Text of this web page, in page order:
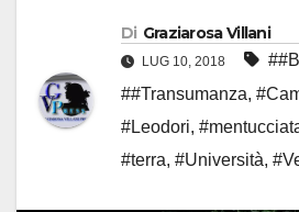
Di Graziarosa Villani
LUG 10, 2018
##Transumanza,
#Leodori,
#terra, #Università,